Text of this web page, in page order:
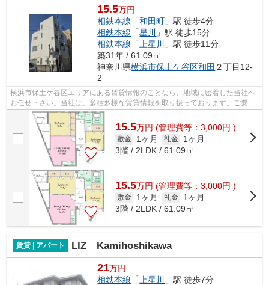
15.5万円
相鉄本線 「和田町 」駅 徒歩4分
相鉄本線 「星川
」駅 徒歩15分
相鉄本線 「 上星川
」駅 徒歩11分
築31年 / 61.09㎡
神奈川県横浜市保土ケ谷区和田 ２丁目12-
2
横浜市保土ケ谷区エリアにある賃貸情報のことなら、地域に密着した当社へ
お任せ下さい。当社は、多種多様な賃貸情報を取り扱っております。ご要望
や不明な点などございましたら、お気...
15.5万円 (管理費等：3,000円 )
敷金 1ヶ月 礼金
1ヶ月
3階 / 2LDK / 61.09㎡
15.5万円 (管理費等：3,000円 )
敷金 1ヶ月 礼金
1ヶ月
3階 / 2LDK / 61.09㎡
賃貸 | アパート LIZ Kamihoshikawa
21万円
相鉄本線 「 上星川
」駅 徒歩7分